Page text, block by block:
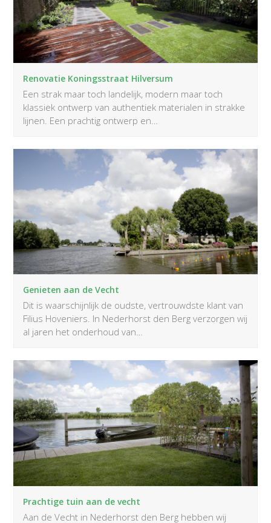
Renovatie Koningsstraat Hilversum
Een strak maar toch landelijk, modern maar toch
klassiek ontwerp van authentiek materialen in strakke
lijnen. Een prachtig ontwerp en…
Genieten aan de Vecht
Dit is waarschijnlijk de oudste, vertrouwdste klant van
Filius Hoveniers. In Nederhorst den Berg verzorgen wij
al jaren het onderhoud van…
Prachtige tuin aan de vecht
Aan de Vecht in Nederhorst den Berg hebben wij